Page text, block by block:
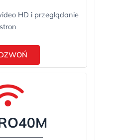
HD i przeglądanie
stron